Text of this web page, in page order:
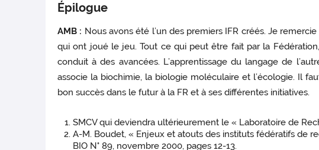
Épilogue
AMB : Nous avons été l’un des premiers IFR créés. Je
qui ont joué le jeu. Tout ce qui peut être fait par la
conduit à des avancées. L’apprentissage du langage de
associe la biochimie, la biologie moléculaire et l’écologie. Il
bon succès dans le futur à la FR et à ses différentes initiatives.
SMCV qui deviendra ultérieurement le « Laboratoire de
A-M. Boudet, « Enjeux et atouts des instituts fédératifs de
BIO N° 89, novembre 2000, pages 12-13.